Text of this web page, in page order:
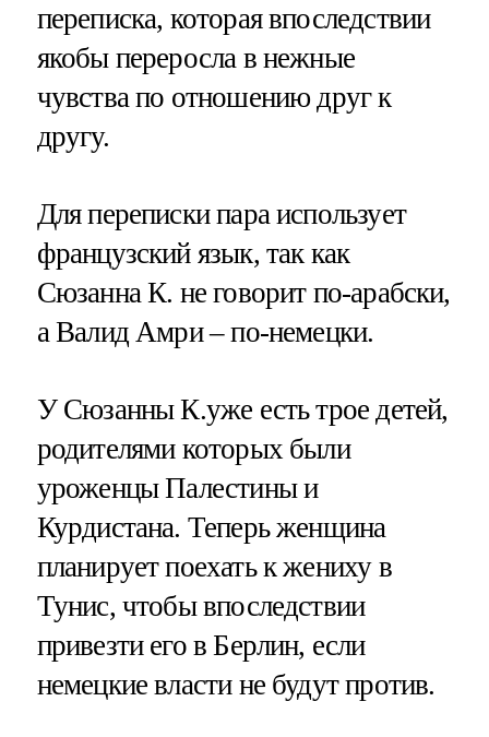
переписка, которая впоследствии
якобы переросла в нежные
чувства по отношению друг к
другу.
Для переписки пара использует
французский язык, так как
Сюзанна К. не говорит по-арабски,
а Валид Амри – по-немецки.
У Сюзанны К.уже есть трое детей,
родителями которых были
уроженцы Палестины и
Курдистана. Теперь женщина
планирует поехать к жениху в
Тунис, чтобы впоследствии
привезти его в Берлин, если
немецкие власти не будут против.